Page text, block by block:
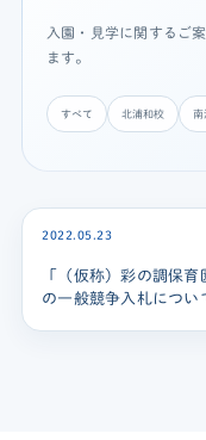
入園・見学に関するご
ます。
すべて 北浦和校 南
2022.05.23
「（仮称）彩の調保
の一般競争入札につい